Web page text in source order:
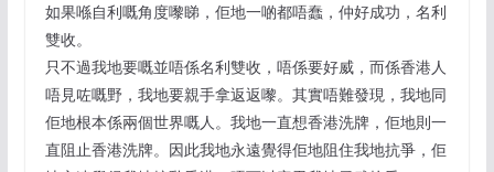
如果喺自利嘅角度嚟睇，佢地一啲都唔蠢，仲好成功，名利
雙收。
只不過我地要嘅並唔係名利雙收，唔係要好威，而係香港人
唔見咗嘅野，我地要親手拿返返嚟。其實唔難發現，我地同
佢地根本係兩個世界嘅人。我地一直想香港洗牌，佢地則一
直阻止香港洗牌。因此我地永遠覺得佢地阻住我地抗爭，佢